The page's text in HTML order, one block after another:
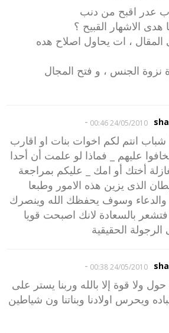
عدر اقبح من دنب
هدى الاشهار القبيح ؟
، ات يحاول اصلاح هده
نزوة الجنس ، و فتح المجال
24/05/2010 00:46
-
شباب انتم لكم اخوات بنات او اقارب
عليهم _ فماذا لو علمت أن أحدا
أختك أو امك _ عليكم بمراجعة
الذى يزين هذه الامور وطبعا
والدعاء وسوف يحفظك الله وينصرك
بالسعادة لانك اصبحت قويا
الحقيقية
24/05/2010 00:38
-
حول ولا قوة إلا بالله وربنا يستر على
ويحرس اولادنا وبناتنا ون شياطين